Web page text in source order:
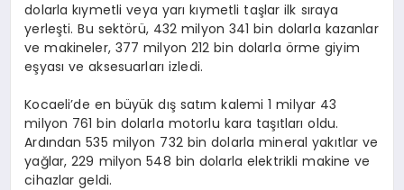
dolarla kıymetli veya yarı kıymetli taşlar ilk sıraya
yerleşti. Bu sektörü, 432 milyon 341 bin dolarla kazanlar
ve makineler, 377 milyon 212 bin dolarla örme giyim
eşyası ve aksesuarları izledi.
Kocaeli’de en büyük dış satım kalemi 1 milyar 43
milyon 761 bin dolarla motorlu kara taşıtları oldu.
Ardından 535 milyon 732 bin dolarla mineral yakıtlar ve
yağlar, 229 milyon 548 bin dolarla elektrikli makine ve
cihazlar geldi.